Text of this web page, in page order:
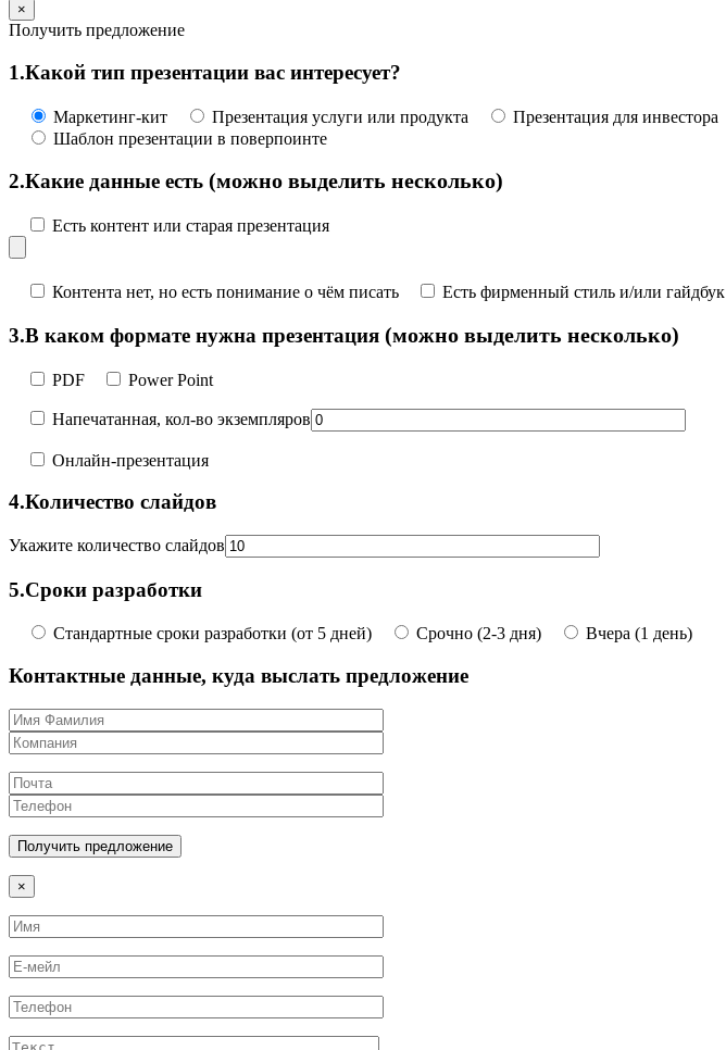
×
Получить предложение
1.Какой тип презентации вас интересует?
Маркетинг-кит Презентация услуги или продукта Презентация для инвестора
Шаблон презентации в поверпоинте
2.Какие данные есть (можно выделить несколько)
Есть контент или старая презентация
Контента нет, но есть понимание о чём писать Есть фирменный стиль и/или гайдбук
3.В каком формате нужна презентация (можно выделить несколько)
PDF Power Point
Напечатанная, кол-во экземпляров
Онлайн-презентация
4.Количество слайдов
Укажите количество слайдов
5.Сроки разработки
Стандартные сроки разработки (от 5 дней) Срочно (2-3 дня) Вчера (1 день)
Контактные данные, куда выслать предложение
×